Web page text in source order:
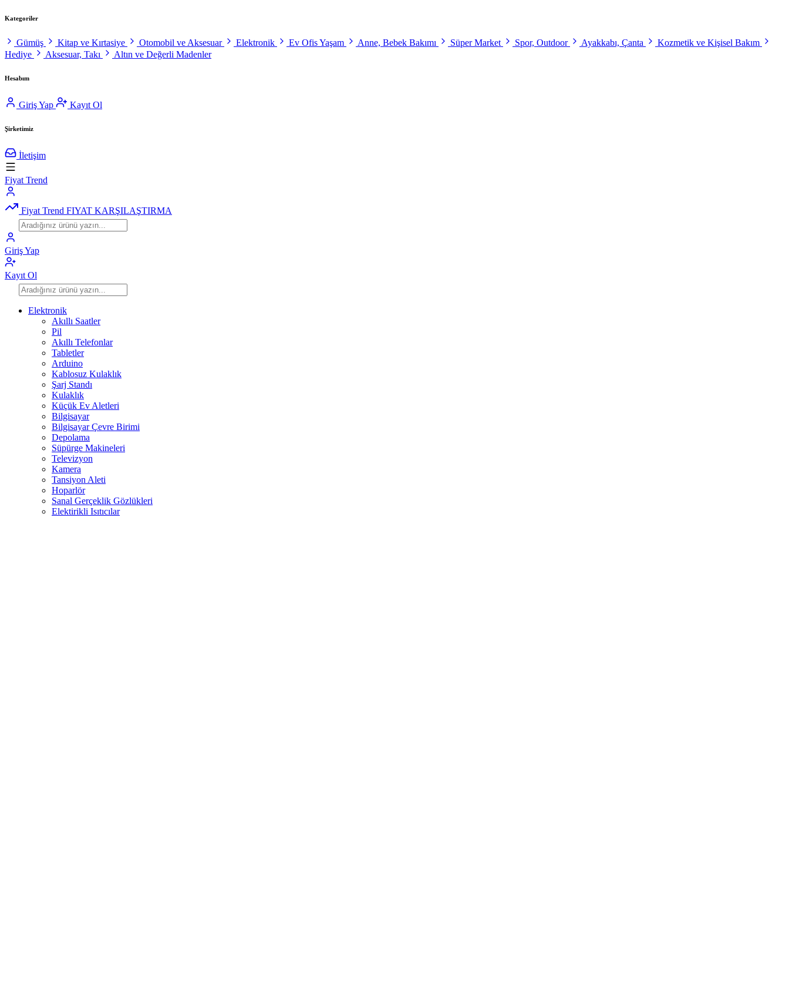
Kategoriler
Gümüş Kitap ve Kırtasiye Otomobil ve Aksesuar Elektronik Ev Ofis Yaşam Anne, Bebek Bakımı Süper Market Spor, Outdoor Ayakkabı, Çanta
Kozmetik ve Kişisel Bakım
Hediye
Aksesuar, Takı Altın ve Değerli Madenler
Hesabım
Giriş Yap Kayıt Ol
Şirketimiz
İletişim
Fiyat Trend
Fiyat Trend FIYAT KARŞILAŞTIRMA
Giriş Yap
Kayıt Ol
Elektronik
Akıllı Saatler
Pil
Akıllı Telefonlar
Tabletler
Arduino
Kablosuz Kulaklık
Şarj Standı
Kulaklık
Küçük Ev Aletleri
Bilgisayar
Bilgisayar Çevre Birimi
Depolama
Süpürge Makineleri
Televizyon
Kamera
Tansiyon Aleti
Hoparlör
Sanal Gerçeklik Gözlükleri
Elektirikli Isıtıcılar